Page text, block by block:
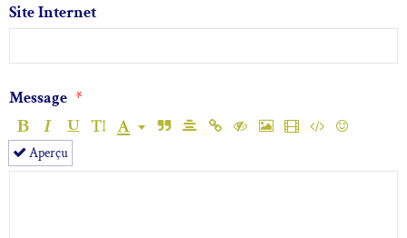
Site Internet
Message
Aperçu